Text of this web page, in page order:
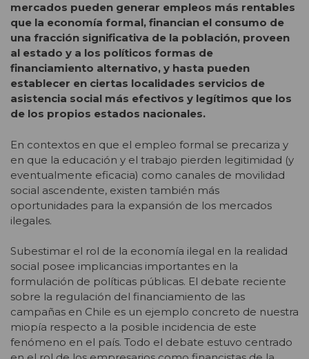
mercados pueden generar empleos más rentables
que la economía formal, financian el consumo de
una fracción significativa de la población, proveen
al estado y a los políticos formas de
financiamiento alternativo, y hasta pueden
establecer en ciertas localidades servicios de
asistencia social más efectivos y legítimos que los
de los propios estados nacionales.
En contextos en que el empleo formal se precariza y
en que la educación y el trabajo pierden legitimidad (y
eventualmente eficacia) como canales de movilidad
social ascendente, existen también más
oportunidades para la expansión de los mercados
ilegales.
Subestimar el rol de la economía ilegal en la realidad
social posee implicancias importantes en la
formulación de políticas públicas. El debate reciente
sobre la regulación del financiamiento de las
campañas en Chile es un ejemplo concreto de nuestra
miopía respecto a la posible incidencia de este
fenómeno en el país. Todo el debate estuvo centrado